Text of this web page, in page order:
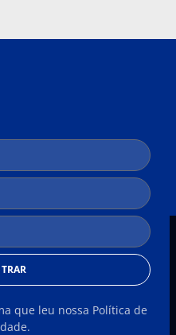
que leu nossa Política de